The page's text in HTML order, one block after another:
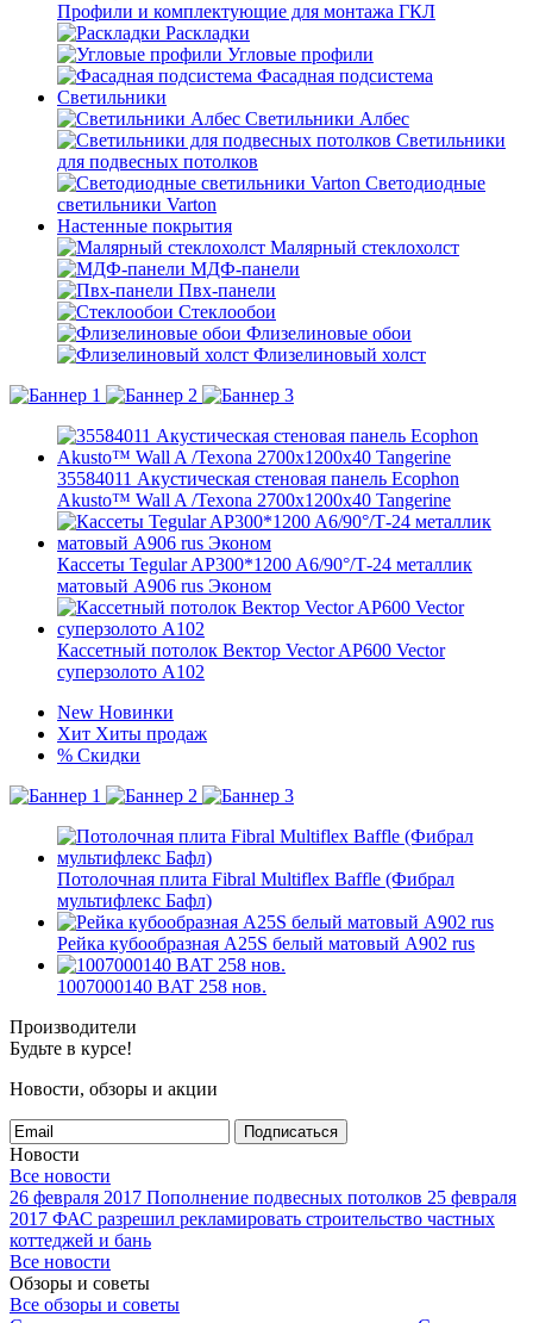
Профили и комплектующие для монтажа ГКЛ
Раскладки
Угловые профили
Фасадная подсистема
Светильники
Светильники Албес
Светильники
для подвесных потолков
Светодиодные
светильники Varton
Настенные покрытия
Малярный стеклохолст
МДФ-панели
Пвх-панели
Стеклообои
Флизелиновые обои
Флизелиновый холст
35584011 Акустическая стеновая панель Ecophon
Akusto™ Wall A /Texona 2700x1200x40 Tangerine
Кассеты Tegular AP300*1200 A6/90°/Т-24 металлик
матовый А906 rus Эконом
Кассетный потолок Вектор Veсtor AP600 Vector
суперзолото А102
New Новинки
Хит Хиты продаж
% Скидки
Потолочная плита Fibral Multiflex Baffle (Фибрал
мультифлекс Бафл)
Рейка кубообразная A25S белый матовый А902 rus
1007000140 BAT 258 нов.
Производители
Будьте в курсе!
Новости, обзоры и акции
Подписаться
Новости
Все новости
26 февраля 2017 Пополнение подвесных потолков 25 февраля
2017 ФАС разрешил рекламировать строительство частных
коттеджей и бань
Все новости
Обзоры и советы
Все обзоры и советы